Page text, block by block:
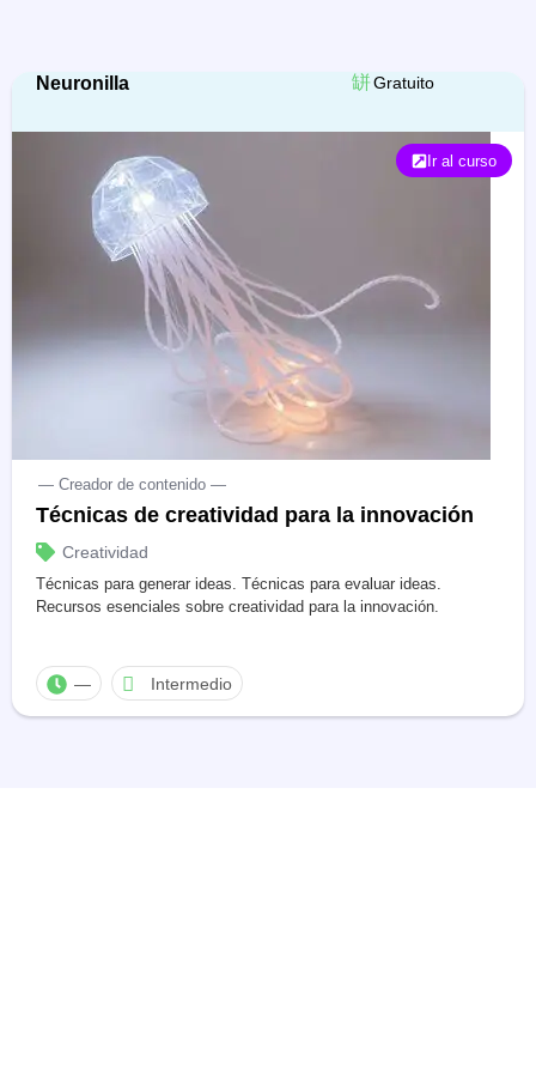
Neuronilla Gratuito
Ir al curso
— Creador de contenido —
Técnicas de creatividad para la innovación
Creatividad
Técnicas para generar ideas. Técnicas para evaluar ideas.
Recursos esenciales sobre creatividad para la innovación.
— Intermedio